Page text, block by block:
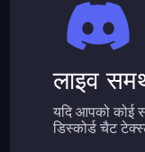
लाइव
यदि आपको कोई
डिस्कोर्ड चैट